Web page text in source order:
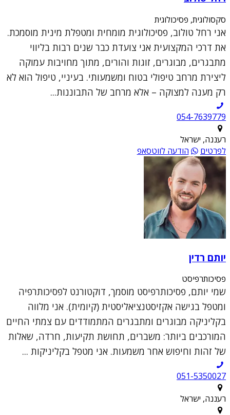
סקסולוגית, פסיכולוגית
אני רחל טולוב, פסיכולוגית מומחית ומטפלת מינית מוסמכת.
את דרכי המקצועית אני צועדת כבר שנים רבות בליווי
מתבגרים, מבוגרים, זוגות והורים, מתוך מחויבות עמוקה
ליצירת מרחב טיפולי בטוח ומשמעותי. בעיניי, טיפול הוא לא
רק מענה למצוקה – אלא מרחב של התבוננות...
054-7639779
רעננה, ישראל
לפרטים
הודעה לווטסאפ
יותם רדין
פסיכותרפיסט
שמי יותם, פסיכותרפיסט מוסמך, דוקטורנט לפסיכותרפיה
ומטפל בגישה אקזיסטנציאליסטית (קיומית). אני מלווה
בקליניקה מבוגרים ומתבגרים המתמודדים עם צמתי החיים
המורכבים ביותר: משברים, תחושת תקיעות, חרדה, שאלות
של זהות וחיפוש אחר משמעות. אני מטפל בקליניקות ...
051-5350027
רעננה, ישראל